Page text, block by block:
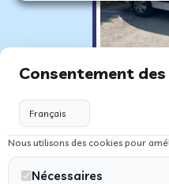
Consentement
Nous utilisons des cookies pour
Nécessaires